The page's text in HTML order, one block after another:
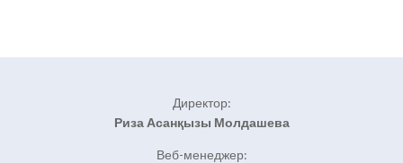
Директор:
Риза Асанқызы Молдашева
Веб-менеджер: